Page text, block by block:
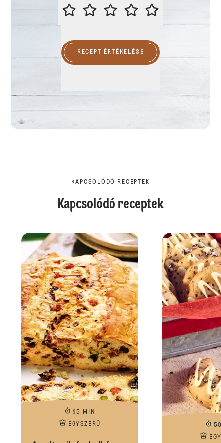
ÉRTÉKELD A RECEPTET
RECEPT ÉRTÉKELÉSE
KAPCSOLÓDÓ RECEPTEK
Kapcsolódó receptek
95 MIN
EGYSZERŰ